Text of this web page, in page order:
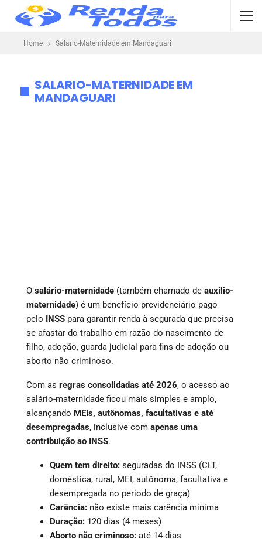
Home Salario-Maternidade em Mandaguari
SALARIO-MATERNIDADE EM
MANDAGUARI
O salário-maternidade (também chamado de auxílio-
maternidade) é um benefício previdenciário pago
pelo INSS para garantir renda à segurada que precisa
se afastar do trabalho em razão do nascimento de
filho, adoção, guarda judicial para fins de adoção ou
aborto não criminoso.
Com as regras consolidadas até 2026, o acesso ao
salário-maternidade ficou mais simples e amplo,
alcançando MEIs, autônomas, facultativas e até
desempregadas, inclusive com apenas uma
contribuição ao INSS.
Quem tem direito: seguradas do INSS (CLT,
doméstica, rural, MEI, autônoma, facultativa e
desempregada no período de graça)
Carência: não existe mais carência mínima
Duração: 120 dias (4 meses)
Aborto não criminoso: até 14 dias